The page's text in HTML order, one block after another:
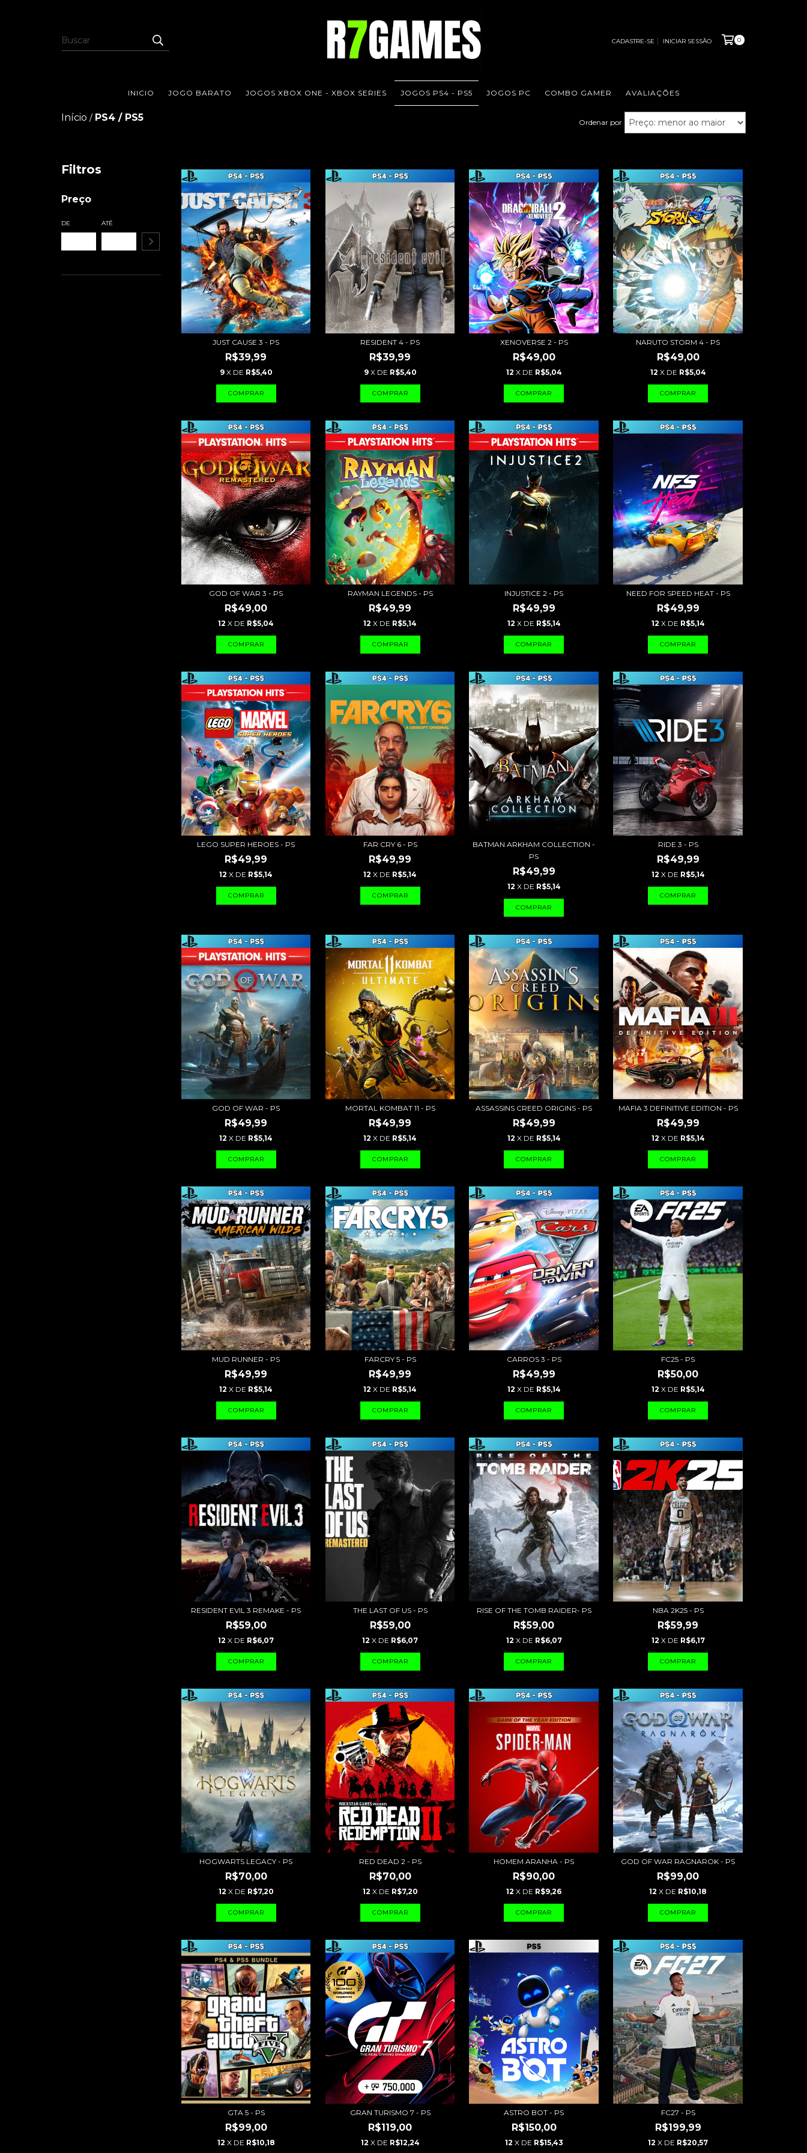
CADASTRE-SE INICIAR SESSÃO 0
INICIO JOGO BARATO JOGOS XBOX ONE - XBOX SERIES JOGOS PS4 - PS5 JOGOS PC COMBO GAMER AVALIAÇÕES
Início / PS4 / PS5 Ordenar por
Filtros
Preço
DE ATÉ
JUST CAUSE 3 - PS
R$39,99
9 X DE R$5,40
RESIDENT 4 - PS
R$39,99
9 X DE R$5,40
XENOVERSE 2 - PS
R$49,00
12 X DE R$5,04
NARUTO STORM 4 - PS
R$49,00
12 X DE R$5,04
GOD OF WAR 3 - PS
R$49,00
12 X DE R$5,04
RAYMAN LEGENDS - PS
R$49,99
12 X DE R$5,14
INJUSTICE 2 - PS
R$49,99
12 X DE R$5,14
NEED FOR SPEED HEAT - PS
R$49,99
12 X DE R$5,14
LEGO SUPER HEROES - PS
R$49,99
12 X DE R$5,14
FAR CRY 6 - PS
R$49,99
12 X DE R$5,14
BATMAN ARKHAM COLLECTION -
PS
R$49,99
12 X DE R$5,14
RIDE 3 - PS
R$49,99
12 X DE R$5,14
GOD OF WAR - PS
R$49,99
12 X DE R$5,14
MORTAL KOMBAT 11 - PS
R$49,99
12 X DE R$5,14
ASSASSINS CREED ORIGINS - PS
R$49,99
12 X DE R$5,14
MAFIA 3 DEFINITIVE EDITION - PS
R$49,99
12 X DE R$5,14
MUD RUNNER - PS
R$49,99
12 X DE R$5,14
FARCRY 5 - PS
R$49,99
12 X DE R$5,14
CARROS 3 - PS
R$49,99
12 X DE R$5,14
FC25 - PS
R$50,00
12 X DE R$5,14
RESIDENT EVIL 3 REMAKE - PS
R$59,00
12 X DE R$6,07
THE LAST OF US - PS
R$59,00
12 X DE R$6,07
RISE OF THE TOMB RAIDER- PS
R$59,00
12 X DE R$6,07
NBA 2K25 - PS
R$59,99
12 X DE R$6,17
HOGWARTS LEGACY - PS
R$70,00
12 X DE R$7,20
RED DEAD 2 - PS
R$70,00
12 X DE R$7,20
HOMEM ARANHA - PS
R$90,00
12 X DE R$9,26
GOD OF WAR RAGNAROK - PS
R$99,00
12 X DE R$10,18
GTA 5 - PS
R$99,00
12 X DE R$10,18
GRAN TURISMO 7 - PS
R$119,00
12 X DE R$12,24
ASTRO BOT - PS
R$150,00
12 X DE R$15,43
FC27 - PS
R$199,99
12 X DE R$20,57